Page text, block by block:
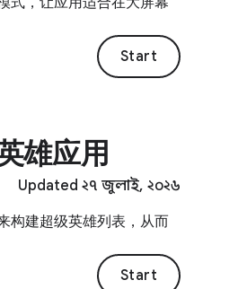
Start
雄应用
Updated ২৭ জুলাই, ২০২৬
构建超级英雄列表，从而
Start